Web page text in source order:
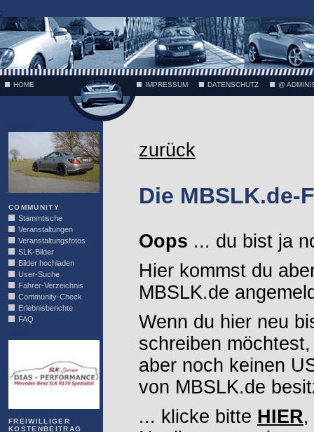
;
HOME IMPRESSUM DATENSCHUTZ @
COMMUNITY
Stammtische
Veranstaltungen
Veranstaltungsfotos
SLK-Bilder
Bilder hochladen
User-Suche
Fahrer-Verzeichnis
Community-Check
Erlebnisberichte
FAQ
FREIWILLIGER
KOSTENBEITRAG
zurück
Die MBSLK.de-
Oops ... du bist ja
Hier kommst du
MBSLK.de
Wenn du hier neu
schreiben möchtest,
aber noch keinen
von MBSLK.de
... klicke bitte HIER,